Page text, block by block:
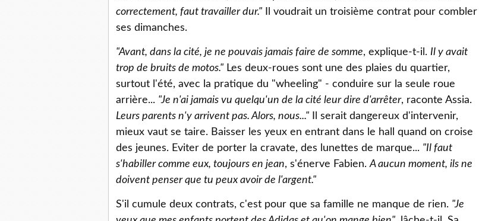
correctement, faut travailler dur." Il voudrait un troisième contrat pour combler
ses dimanches.
"Avant, dans la cité, je ne pouvais jamais faire de somme, explique-t-il. Il y avait
trop de bruits de motos." Les deux-roues sont une des plaies du quartier,
surtout l'été, avec la pratique du "wheeling" - conduire sur la seule roue
arrière... "Je n'ai jamais vu quelqu'un de la cité leur dire d'arrêter, raconte Assia.
Leurs parents n'y arrivent pas. Alors, nous..." Il serait dangereux d'intervenir,
mieux vaut se taire. Baisser les yeux en entrant dans le hall quand on croise
des jeunes. Eviter de porter la cravate, des lunettes de marque... "Il faut
s'habiller comme eux, toujours en jean, s'énerve Fabien.A aucun moment, ils ne
doivent penser que tu peux avoir de l'argent."
S'il cumule deux contrats, c'est pour que sa famille ne manque de rien. "Je